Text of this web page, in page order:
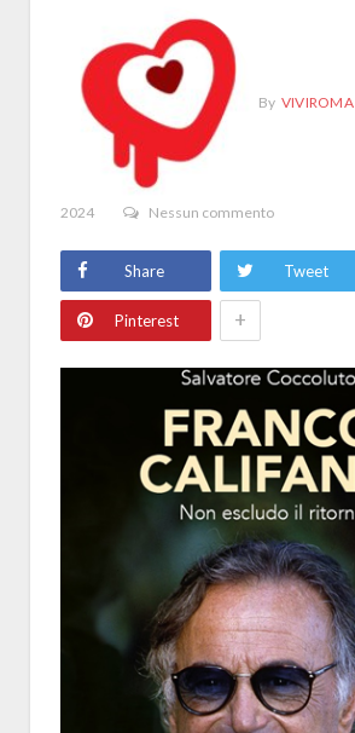
By VIVIROMA
2024 Nessun commento
Share Tweet
Pinterest +